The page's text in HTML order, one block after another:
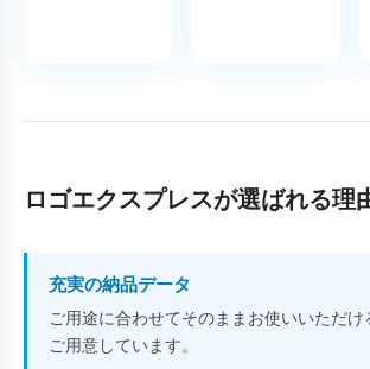
ロゴエクスプレスが選ばれる理
充実の納品データ
ご用途に合わせてそのままお使いいただけ
ご用意しています。